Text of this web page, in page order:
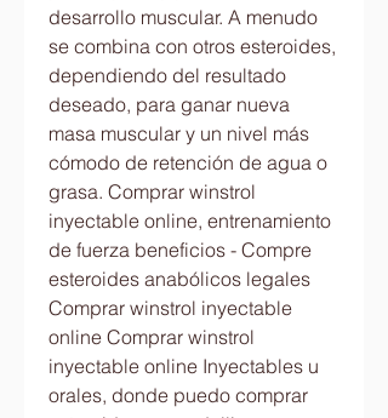
desarrollo muscular. A menudo
se combina con otros esteroides,
dependiendo del resultado
deseado, para ganar nueva
masa muscular y un nivel más
cómodo de retención de agua o
grasa. Comprar winstrol
inyectable online, entrenamiento
de fuerza beneficios - Compre
esteroides anabólicos legales
Comprar winstrol inyectable
online Comprar winstrol
inyectable online Inyectables u
orales, donde puedo comprar